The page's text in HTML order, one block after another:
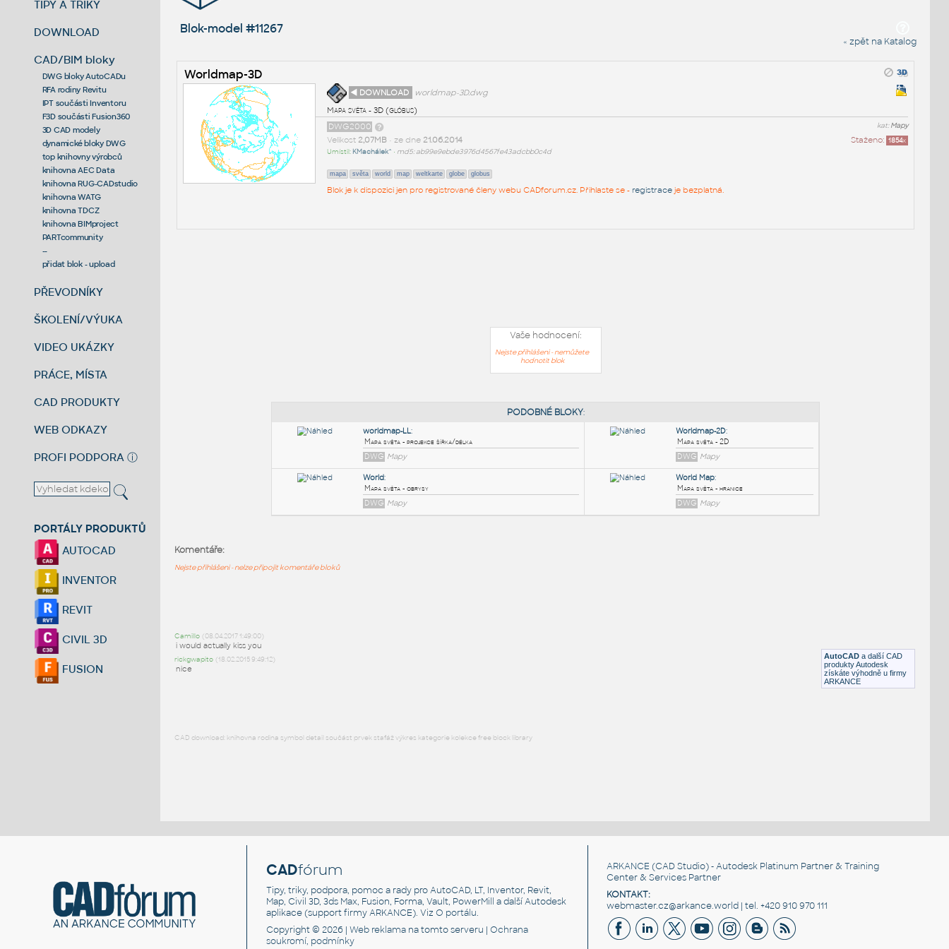
TIPY A TRIKY
DOWNLOAD
CAD/BIM bloky
DWG bloky AutoCADu
RFA rodiny Revitu
IPT součásti Inventoru
F3D součásti Fusion360
3D CAD modely
dynamické bloky DWG
top knihovny výrobců
knihovna AEC Data
knihovna RUG-CADstudio
knihovna WATG
knihovna TDCZ
knihovna BIMproject
PARTcommunity
--
přidat blok - upload
PŘEVODNÍKY
ŠKOLENÍ/VÝUKA
VIDEO UKÁZKY
PRÁCE, MÍSTA
CAD PRODUKTY
WEB ODKAZY
PROFI PODPORA ⓘ
PORTÁLY PRODUKTŮ
AUTOCAD
INVENTOR
REVIT
CIVIL 3D
FUSION
Blok-model #11267
« zpět na Katalog
Worldmap-3D
◄ DOWNLOAD
worldmap-3D.dwg
Mapa světa - 3D (glóbus)
kat:Mapy
DWG2000
Staženo: 1854x
Velikost 2,07MB• ze dne 21.06.2014
Umístil: KMachálek^ • md5: ab99e9ebde3976d4567fe43adcbb0c4d
mapa světa world map weltkarte globe globus
Blok je k dispozici jen pro registrované členy webu CADforum.cz. Přihlaste se - registraceje bezplatná.
Vaše hodnocení:
Nejste přihlášeni - nemůžete
hodnotit blok
Mapy
AutoCAD a další CAD
produkty Autodesk
získáte výhodně u firmy
ARKANCE
Komentáře:
Nejste přihlášeni - nelze připojit komentáře bloků
Camillo (08.04.2017 1:49:00)
i would actually kiss you
rickgwapito (18.02.2015 9:49:12)
nice
CAD download: knihovna rodina symbol detail součást prvek stafáž výkres kategorie kolekce free block library
CADfórum
Tipy, triky, podpora, pomoc a rady pro AutoCAD, LT, Inventor, Revit,
Map, Civil 3D, 3ds Max, Fusion, Forma, Vault, PowerMill a další Autodesk
aplikace (support firmy ARKANCE). VizO portálu.
Copyright © 2026 |Web reklama na tomto serveru |Ochrana
soukromí, podmínky
ARKANCE (CAD Studio) - Autodesk Platinum Partner & Training
Center & Services Partner
KONTAKT:
webmaster.cz@arkance.world | tel. +420 910 970 111